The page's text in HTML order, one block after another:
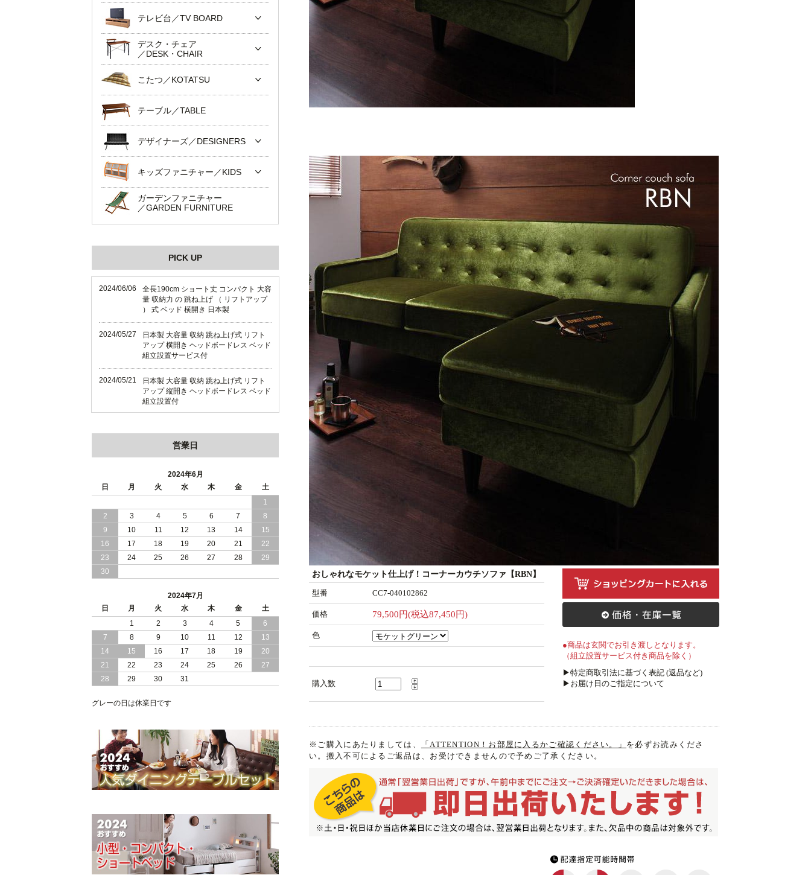
おしゃれなモケット仕上げ！コーナーカウチソファ【RBN】
型番 CC7-040102862
価格 79,500円(税込87,450円)
色
購入数
●商品は玄関でお引き渡しとなります。
（組立設置サービス付き商品を除く）
▶特定商取引法に基づく表記 (返品など)
▶お届け日のご指定について
※ご購入にあたりましては、 「ATTENTION！お部屋に入るかご確認ください。」 を必ずお読みくださ
い。搬入不可によるご返品は、お受けできませんので予めご了承ください。
テレビ台／TV BOARD
デスク・チェア
／DESK・CHAIR
こたつ／KOTATSU
テーブル／TABLE
デザイナーズ／DESIGNERS
キッズファニチャー／KIDS
ガーデンファニチャー
／GARDEN FURNITURE
PICK UP
2024/06/06
全長190cm ショート丈 コンパクト 大容
量 収納力 の 跳ね上げ （ リフトアップ
） 式 ベッド 横開き 日本製
2024/05/27
日本製 大容量 収納 跳ね上げ式 リフト
アップ 横開き ヘッドボードレス ベッド
組立設置サービス付
2024/05/21
日本製 大容量 収納 跳ね上げ式 リフト
アップ 縦開き ヘッドボードレス ベッド
組立設置付
ド 組立設置 付き
日本製 収納 跳ね上げ式 リフトアップ
ベッド 縦開き ヘッドボード 組立設置サ
ービス付き
2024/04/23
すのこ の 床板 簡単 軽い コンパクトな
大容量 収納 跳ね上げ式 ベッド
2024/03/28
おすすめ クイーン キング ワイドキング
サイズ で 通気性ある すのこ仕様 大容
畳 仕様 で 敷き布団 が使える 引き出し
収納 付き 大容量 チェスト ベッド 日本
製 ヘッドボードなし
2024/02/23
畳 の 床面 で 敷き布団 で 寝られる 引き
出し 収納庫 付 大容量 チェスト ベッド
日本製
し 収納庫 付き チェスト ベッド 日本製
営業日
2024年6月
日
月 火 水 木 金
土
1
2
3 4 5 6 7
8
9
10 11 12 13 14
15
16
17 18 19 20 21
22
23
24 25 26 27 28
29
30
2024年7月
日
月 火 水 木 金
土
1
2 3 4 5
6
7
8 9 10 11 12
13
14
15 16 17 18 19
20
21
22 23 24 25 26
27
28
29 30 31
グレーの日は休業日です